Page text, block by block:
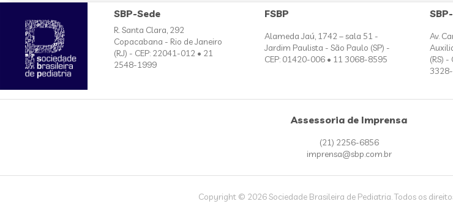
SBP-Sede
R. Santa Clara, 292
Copacabana - Rio de Janeiro
(RJ) - CEP: 22041-012 • 21
2548-1999
FSBP
Alameda Jaú, 1742 – sala 51 -
Jardim Paulista - São Paulo (SP) -
CEP: 01420-006 • 11 3068-8595
Av.
(RS)
Assessoria de Imprensa
(21) 2256-6856
imprensa@sbp.com.br
Copyright © 2026 Sociedade Brasileira de Pediatria. Todos os